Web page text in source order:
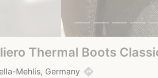
Thermal Boots
Mehlis, Germany directions